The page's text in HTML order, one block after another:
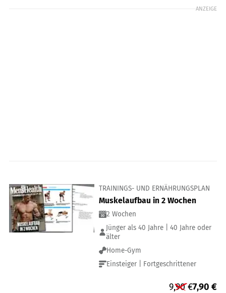
ANZEIGE
TRAININGS- UND ERNÄHRUNGSPLAN
Muskelaufbau in 2 Wochen
2 Wochen
Jünger als 40 Jahre | 40 Jahre oder
älter
Home-Gym
Einsteiger | Fortgeschrittener
9,90€7,90 €